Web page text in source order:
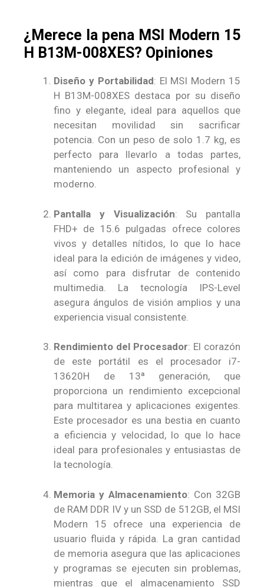
¿Merece la pena MSI Modern 15
H B13M-008XES? Opiniones
Diseño y Portabilidad: El MSI Modern 15
H B13M-008XES destaca por su diseño
fino y elegante, ideal para aquellos que
necesitan movilidad sin sacrificar
potencia. Con un peso de solo 1.7 kg, es
perfecto para llevarlo a todas partes,
manteniendo un aspecto profesional y
moderno.
Pantalla y Visualización: Su pantalla
FHD+ de 15.6 pulgadas ofrece colores
vivos y detalles nítidos, lo que lo hace
ideal para la edición de imágenes y video,
así como para disfrutar de contenido
multimedia. La tecnología IPS-Level
asegura ángulos de visión amplios y una
experiencia visual consistente.
Rendimiento del Procesador: El corazón
de este portátil es el procesador i7-
13620H de 13ª generación, que
proporciona un rendimiento excepcional
para multitarea y aplicaciones exigentes.
Este procesador es una bestia en cuanto
a eficiencia y velocidad, lo que lo hace
ideal para profesionales y entusiastas de
la tecnología.
Memoria y Almacenamiento: Con 32GB
de RAM DDR IV y un SSD de 512GB, el MSI
Modern 15 ofrece una experiencia de
usuario fluida y rápida. La gran cantidad
de memoria asegura que las aplicaciones
y programas se ejecuten sin problemas,
mientras que el almacenamiento SSD